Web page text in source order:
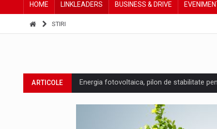
HOME LINKLEADERS BUSINESS & DRIVE
STIRI
ARTICOLE Energia fotovoltaica, pilon de stabilitate
Cum invatam sa spunem nu intr-o cultura
Ingredient Spotlight: What SKU Level